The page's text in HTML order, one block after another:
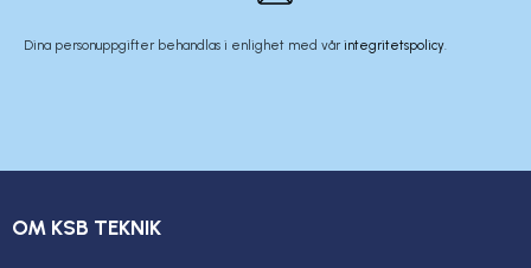
Dina personuppgifter behandlas i enlighet med vårintegritetspolicy
OM KSB TEKNIK